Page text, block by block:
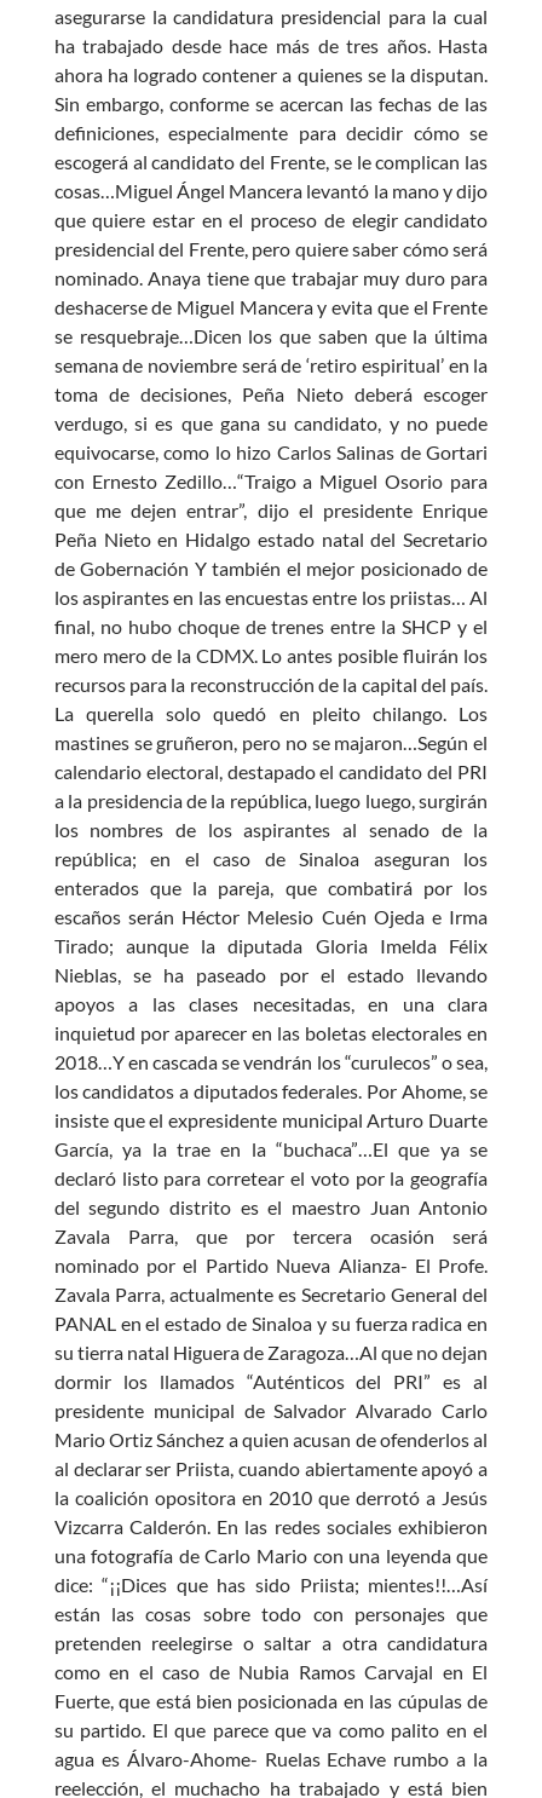
asegurarse la candidatura presidencial para la cual
ha trabajado desde hace más de tres años. Hasta
ahora ha logrado contener a quienes se la disputan.
Sin embargo, conforme se acercan las fechas de las
definiciones, especialmente para decidir cómo se
escogerá al candidato del Frente, se le complican las
cosas…Miguel Ángel Mancera levantó la mano y dijo
que quiere estar en el proceso de elegir candidato
presidencial del Frente, pero quiere saber cómo será
nominado. Anaya tiene que trabajar muy duro para
deshacerse de Miguel Mancera y evita que el Frente
se resquebraje…Dicen los que saben que la última
semana de noviembre será de ‘retiro espiritual’ en la
toma de decisiones, Peña Nieto deberá escoger
verdugo, si es que gana su candidato, y no puede
equivocarse, como lo hizo Carlos Salinas de Gortari
con Ernesto Zedillo…“Traigo a Miguel Osorio para
que me dejen entrar”, dijo el presidente Enrique
Peña Nieto en Hidalgo estado natal del Secretario
de Gobernación Y también el mejor posicionado de
los aspirantes en las encuestas entre los priistas… Al
final, no hubo choque de trenes entre la SHCP y el
mero mero de la CDMX. Lo antes posible fluirán los
recursos para la reconstrucción de la capital del país.
La querella solo quedó en pleito chilango. Los
mastines se gruñeron, pero no se majaron…Según el
calendario electoral, destapado el candidato del PRI
a la presidencia de la república, luego luego, surgirán
los nombres de los aspirantes al senado de la
república; en el caso de Sinaloa aseguran los
enterados que la pareja, que combatirá por los
escaños serán Héctor Melesio Cuén Ojeda e Irma
Tirado; aunque la diputada Gloria Imelda Félix
Nieblas, se ha paseado por el estado llevando
apoyos a las clases necesitadas, en una clara
inquietud por aparecer en las boletas electorales en
2018…Y en cascada se vendrán los “curulecos” o sea,
los candidatos a diputados federales. Por Ahome, se
insiste que el expresidente municipal Arturo Duarte
García, ya la trae en la “buchaca”…El que ya se
declaró listo para corretear el voto por la geografía
del segundo distrito es el maestro Juan Antonio
Zavala Parra, que por tercera ocasión será
nominado por el Partido Nueva Alianza- El Profe.
Zavala Parra, actualmente es Secretario General del
PANAL en el estado de Sinaloa y su fuerza radica en
su tierra natal Higuera de Zaragoza…Al que no dejan
dormir los llamados “Auténticos del PRI” es al
presidente municipal de Salvador Alvarado Carlo
Mario Ortiz Sánchez a quien acusan de ofenderlos al
al declarar ser Priista, cuando abiertamente apoyó a
la coalición opositora en 2010 que derrotó a Jesús
Vizcarra Calderón. En las redes sociales exhibieron
una fotografía de Carlo Mario con una leyenda que
dice: “¡¡Dices que has sido Priista; mientes!!…Así
están las cosas sobre todo con personajes que
pretenden reelegirse o saltar a otra candidatura
como en el caso de Nubia Ramos Carvajal en El
Fuerte, que está bien posicionada en las cúpulas de
su partido. El que parece que va como palito en el
agua es Álvaro-Ahome- Ruelas Echave rumbo a la
reelección, el muchacho ha trabajado y está bien